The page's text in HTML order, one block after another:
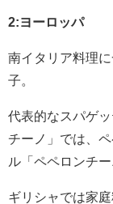
2:ヨーロッパ
南イタリア料理
子。
代表的なスパゲ
チーノ」では、
ル「ペペロンチ
ギリシャでは家